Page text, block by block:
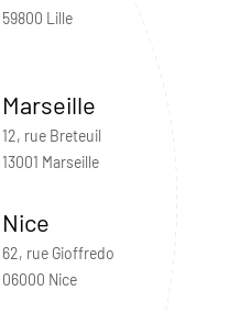
59800 Lille
Marseille
12, rue Breteuil
13001 Marseille
Nice
62, rue Gioffredo
06000 Nice